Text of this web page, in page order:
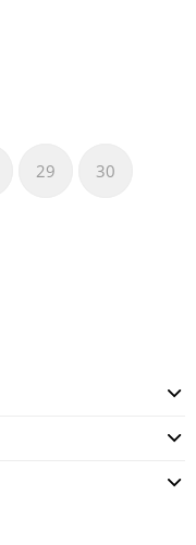
29 30